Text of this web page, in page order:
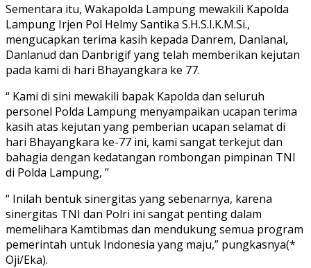
Sementara itu, Wakapolda Lampung mewakili Kapolda
Lampung Irjen Pol Helmy Santika S.H.S.I.K.M.Si.,
mengucapkan terima kasih kepada Danrem, Danlanal,
Danlanud dan Danbrigif yang telah memberikan kejutan
pada kami di hari Bhayangkara ke 77.
“ Kami di sini mewakili bapak Kapolda dan seluruh
personel Polda Lampung menyampaikan ucapan terima
kasih atas kejutan yang pemberian ucapan selamat di
hari Bhayangkara ke-77 ini, kami sangat terkejut dan
bahagia dengan kedatangan rombongan pimpinan TNI
di Polda Lampung, ”
“ Inilah bentuk sinergitas yang sebenarnya, karena
sinergitas TNI dan Polri ini sangat penting dalam
memelihara Kamtibmas dan mendukung semua program
pemerintah untuk Indonesia yang maju,” pungkasnya(*
Oji/Eka).